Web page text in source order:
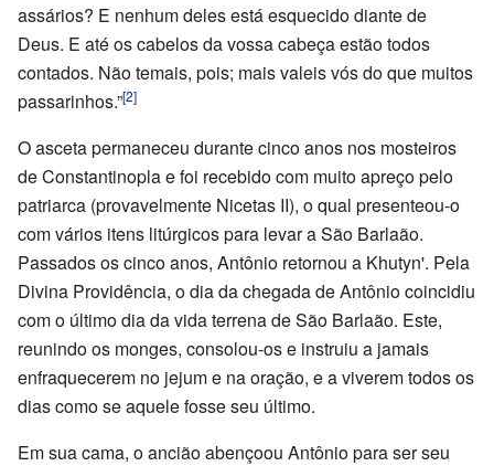
assários? E nenhum deles está esquecido diante de
Deus. E até os cabelos da vossa cabeça estão todos
contados. Não temais, pois; mais valeis vós do que muitos
passarinhos.”[2]
O asceta permaneceu durante cinco anos nos mosteiros
de Constantinopla e foi recebido com muito apreço pelo
patriarca (provavelmente Nicetas II), o qual presenteou-o
com vários itens litúrgicos para levar a São Barlaão.
Passados os cinco anos, Antônio retornou a Khutyn'. Pela
Divina Providência, o dia da chegada de Antônio coincidiu
com o último dia da vida terrena de São Barlaão. Este,
reunindo os monges, consolou-os e instruiu a jamais
enfraquecerem no jejum e na oração, e a viverem todos os
dias como se aquele fosse seu último.
Em sua cama, o ancião abençoou Antônio para ser seu